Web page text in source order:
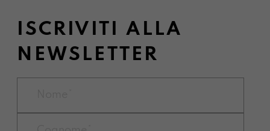
ISCRIVITI ALLA
NEWSLETTER